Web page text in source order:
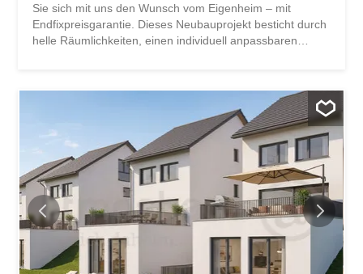
Sie sich mit uns den Wunsch vom Eigenheim – mit
Endfixpreisgarantie. Dieses Neubauprojekt besticht durch
helle Räumlichkeiten, einen individuell anpassbaren
Erschliessungskosten Neubau in Massivbauweise mit
Endfixpreisgarantie Vollunterkellerung mit grossem
Disponibel je ein überbreiter Carport Optimal besonnter
Gartensitzplatz Wir gestalten den Innenausbau nach
Ihren Wünschen und Bedürfnissen. Spots im Eingangs-
und Kochbereich elektrische Storen im ganzen Haus
Reduit gedeckter Eingang mit Vordach Küche und
Waschraum werden mit hochwertigen V-Zug Geräten
ausgestattet. Bodenheizung und moderne Luft-Wasser-
Wärmepumpe In rund 30 Minuten erreichen Sie mit dem
Auto das Stadtzentrum von Zürich und den Flughafen
Zürich. In Aarau sind Sie bereits nach 15 Minuten. Nur...